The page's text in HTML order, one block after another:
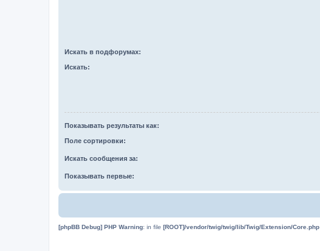
Искать в подфорумах:
Искать:
Показывать результаты как:
Поле сортировки:
Искать сообщения за:
Показывать первые:
[phpBB Debug] PHP Warning: in file [ROOT]/vendor/twig/twig/lib/Twig/Extension/Core.php